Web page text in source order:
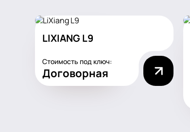
LIXIANG L9
Стоимость под ключ:
Договорная